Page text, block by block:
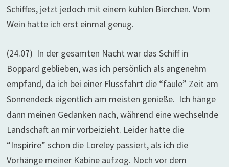
Schiffes, jetzt jedoch mit einem kühlen Bierchen. Vom
Wein hatte ich erst einmal genug.
(24.07) In der gesamten Nacht war das Schiff in
Boppard geblieben, was ich persönlich als angenehm
empfand, da ich bei einer Flussfahrt die “faule” Zeit am
Sonnendeck eigentlich am meisten genieße. Ich hänge
dann meinen Gedanken nach, während eine wechselnde
Landschaft an mir vorbeizieht. Leider hatte die
“Inspirire” schon die Loreley passiert, als ich die
Vorhänge meiner Kabine aufzog. Noch vor dem